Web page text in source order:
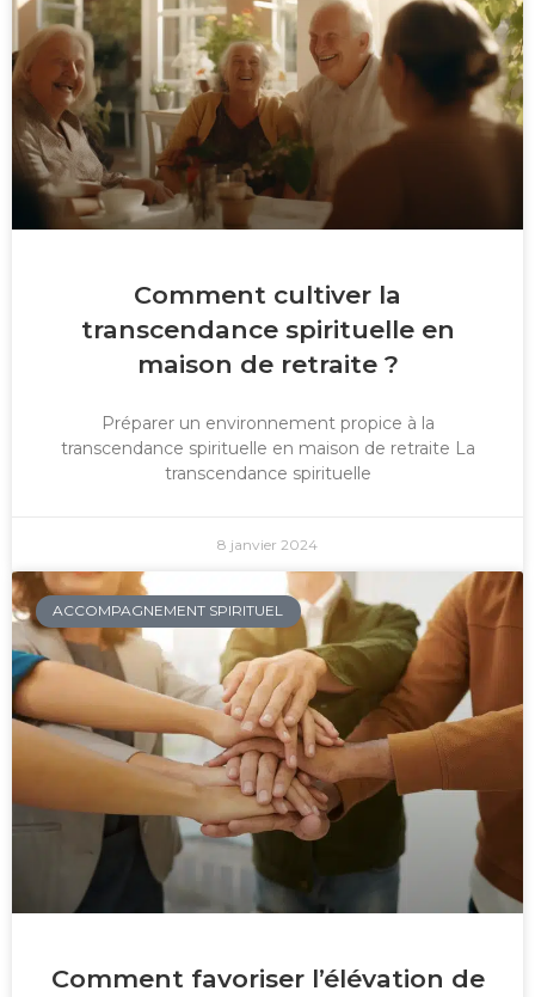
Comment cultiver la
transcendance spirituelle en
maison de retraite ?
Préparer un environnement propice à la
transcendance spirituelle en maison de retraite La
transcendance spirituelle
8 janvier 2024
ACCOMPAGNEMENT SPIRITUEL
Comment favoriser l’élévation de